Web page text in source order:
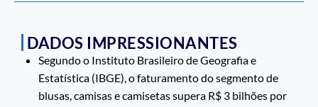
DADOS IMPRESSIONANTES
Segundo o Instituto Brasileiro de Geografia e
Estatística (IBGE), o faturamento do segmento de
blusas, camisas e camisetas supera R$ 3 bilhões por